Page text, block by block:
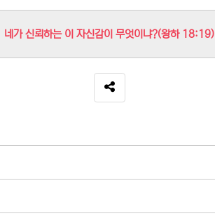
네가 신뢰하는 이 자신감이 무엇이냐?(왕하 18:19)
SNS 공유